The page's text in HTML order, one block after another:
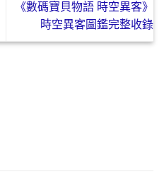
《數碼寶貝物語 時空異客》
時空異客圖鑑完整收錄